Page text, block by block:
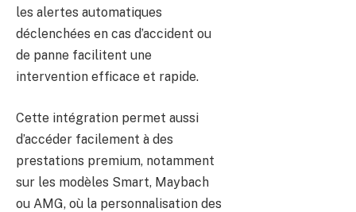
les alertes automatiques
déclenchées en cas d’accident ou
de panne facilitent une
intervention efficace et rapide.
Cette intégration permet aussi
d’accéder facilement à des
prestations premium, notamment
sur les modèles Smart, Maybach
ou AMG, où la personnalisation des